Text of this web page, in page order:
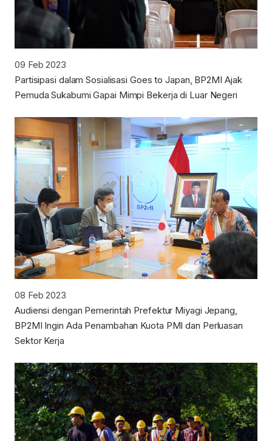
09 Feb 2023
Partisipasi dalam Sosialisasi Goes to Japan, BP2MI Ajak
Pemuda Sukabumi Gapai Mimpi Bekerja di Luar Negeri
08 Feb 2023
Audiensi dengan Pemerintah Prefektur Miyagi Jepang,
BP2MI Ingin Ada Penambahan Kuota PMI dan Perluasan
Sektor Kerja